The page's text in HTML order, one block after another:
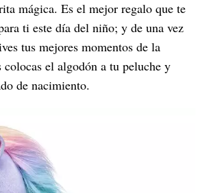
mágica. Es el mejor regalo que te
ti este día del niño; y de una vez
tus mejores momentos de la
el algodón a tu peluche y
de nacimiento.